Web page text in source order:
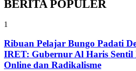
BERITA POPULER
1
Ribuan Pelajar Bungo Padati
IRET: Gubernur Al Haris Sentil
Online dan Radikalisme